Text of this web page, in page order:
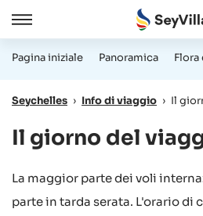
Chiudere
Pagina iniziale Panoramica Flora
Seychelles › Info di viaggio › Il
Il giorno del
La maggior parte dei voli
parte in tarda serata. L'orario di